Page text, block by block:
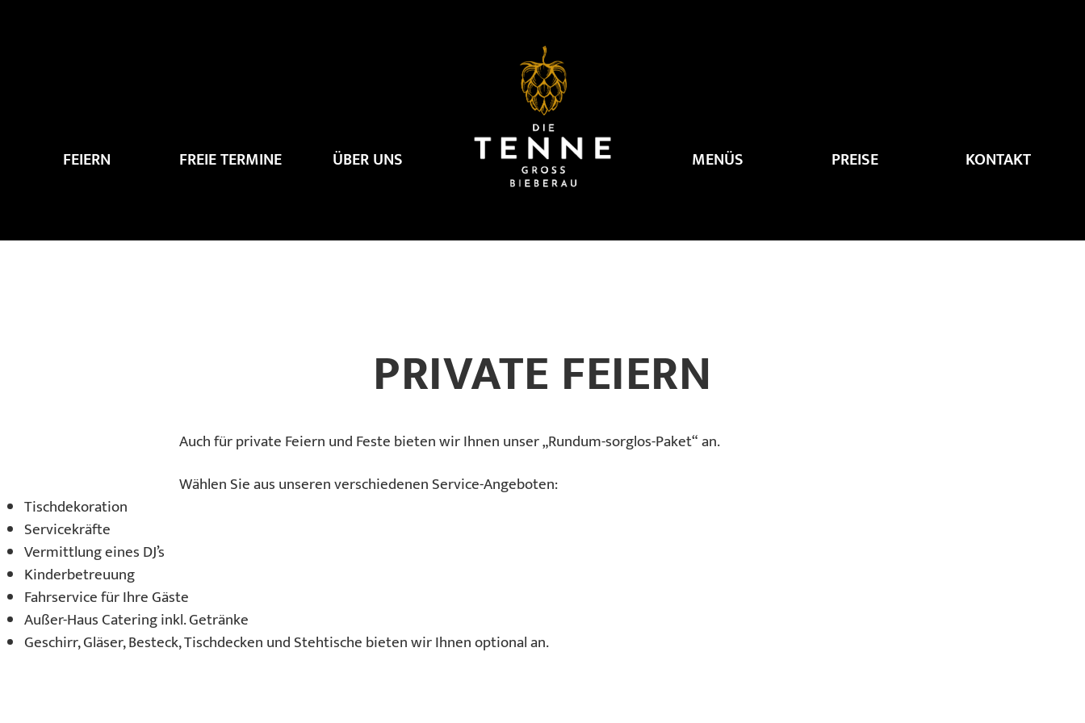
FEIERN FREIE TERMINE ÜBER UNS MENÜS PREISE KONTAKT
PRIVATE FEIERN
Auch für private Feiern und Feste bieten wir Ihnen unser „Rundum-sorglos-Paket“ an.
Wählen Sie aus unseren verschiedenen Service-Angeboten:
Tischdekoration
Servicekräfte
Vermittlung eines DJ’s
Kinderbetreuung
Fahrservice für Ihre Gäste
Außer-Haus Catering inkl. Getränke
Geschirr, Gläser, Besteck, Tischdecken und Stehtische bieten wir Ihnen optional an.